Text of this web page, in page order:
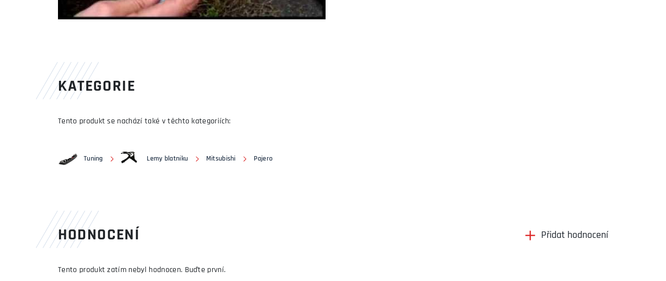
KATEGORIE
Tento produkt se nachází také v těchto kategoriích:
Tuning Lemy blatníku Mitsubishi Pajero
HODNOCENÍ Přidat hodnocení
Tento produkt zatím nebyl hodnocen. Buďte první.